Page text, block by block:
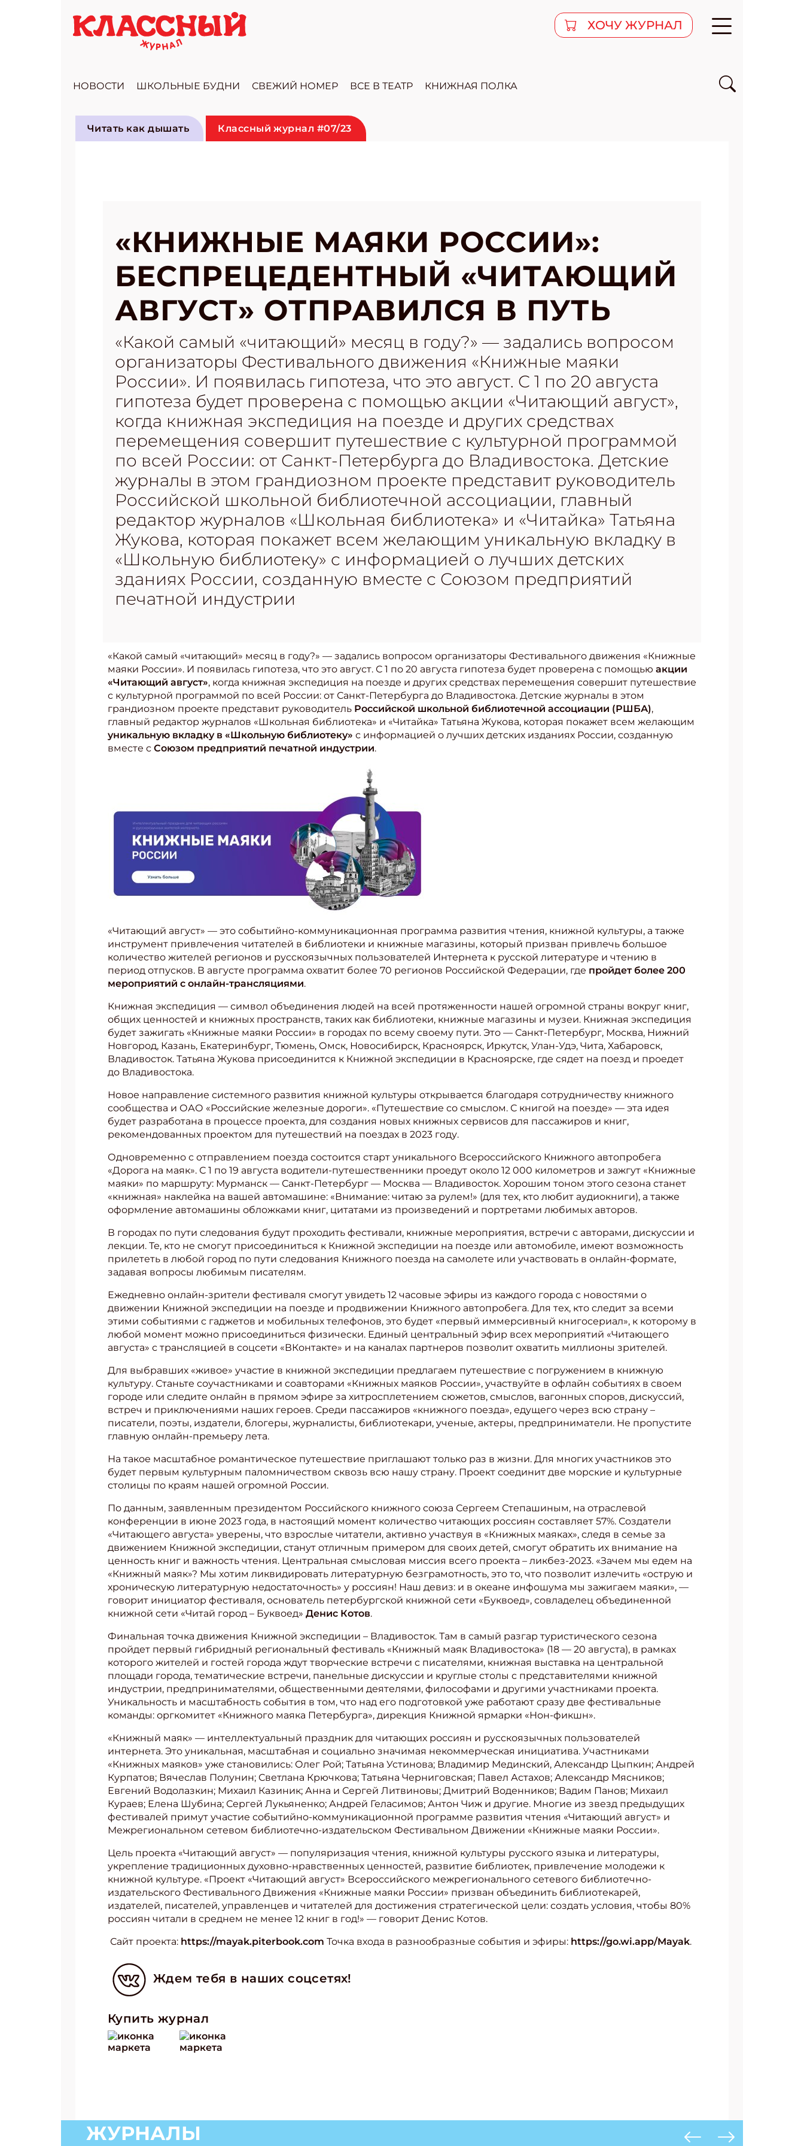
ХОЧУ ЖУРНАЛ
НОВОСТИ ШКОЛЬНЫЕ БУДНИ СВЕЖИЙ НОМЕР ВСЕ В ТЕАТР КНИЖНАЯ ПОЛКА
Читать как дышать Классный журнал #07/23
«КНИЖНЫЕ МАЯКИ РОССИИ»:
БЕСПРЕЦЕДЕНТНЫЙ «ЧИТАЮЩИЙ
АВГУСТ» ОТПРАВИЛСЯ В ПУТЬ
«Какой самый «читающий» месяц в году?» — задались вопросом
организаторы Фестивального движения «Книжные маяки
России». И появилась гипотеза, что это август. С 1 по 20 августа
гипотеза будет проверена с помощью акции «Читающий август»,
когда книжная экспедиция на поезде и других средствах
перемещения совершит путешествие с культурной программой
по всей России: от Санкт-Петербурга до Владивостока. Детские
журналы в этом грандиозном проекте представит руководитель
Российской школьной библиотечной ассоциации, главный
редактор журналов «Школьная библиотека» и «Читайка» Татьяна
Жукова, которая покажет всем желающим уникальную вкладку в
«Школьную библиотеку» с информацией о лучших детских
зданиях России, созданную вместе с Союзом предприятий
печатной индустрии
«Какой самый «читающий» месяц в году?» — задались вопросом организаторы Фестивального движения «Книжные
маяки России». И появилась гипотеза, что это август. С 1 по 20 августа гипотеза будет проверена с помощью акции
«Читающий август», когда книжная экспедиция на поезде и других средствах перемещения совершит путешествие
с культурной программой по всей России: от Санкт-Петербурга до Владивостока. Детские журналы в этом
грандиозном проекте представит руководитель Российской школьной библиотечной ассоциации (РШБА),
главный редактор журналов «Школьная библиотека» и «Читайка» Татьяна Жукова, которая покажет всем желающим
уникальную вкладку в «Школьную библиотеку» с информацией о лучших детских изданиях России, созданную
вместе с Союзом предприятий печатной индустрии.
«Читающий август» — это событийно-коммуникационная программа развития чтения, книжной культуры, а также
инструмент привлечения читателей в библиотеки и книжные магазины, который призван привлечь большое
количество жителей регионов и русскоязычных пользователей Интернета к русской литературе и чтению в
период отпусков. В августе программа охватит более 70 регионов Российской Федерации, где пройдет более 200
мероприятий с онлайн-трансляциями.
Книжная экспедиция — символ объединения людей на всей протяженности нашей огромной страны вокруг книг,
общих ценностей и книжных пространств, таких как библиотеки, книжные магазины и музеи. Книжная экспедиция
будет зажигать «Книжные маяки России» в городах по всему своему пути. Это — Санкт-Петербург, Москва, Нижний
Новгород, Казань, Екатеринбург, Тюмень, Омск, Новосибирск, Красноярск, Иркутск, Улан-Удэ, Чита, Хабаровск,
Владивосток. Татьяна Жукова присоединится к Книжной экспедиции в Красноярске, где сядет на поезд и проедет
до Владивостока.
Новое направление системного развития книжной культуры открывается благодаря сотрудничеству книжного
сообщества и ОАО «Российские железные дороги». «Путешествие со смыслом. С книгой на поезде» — эта идея
будет разработана в процессе проекта, для создания новых книжных сервисов для пассажиров и книг,
рекомендованных проектом для путешествий на поездах в 2023 году.
Одновременно с отправлением поезда состоится старт уникального Всероссийского Книжного автопробега
«Дорога на маяк». С 1 по 19 августа водители-путешественники проедут около 12 000 километров и зажгут «Книжные
маяки» по маршруту: Мурманск — Санкт-Петербург — Москва — Владивосток. Хорошим тоном этого сезона станет
«книжная» наклейка на вашей автомашине: «Внимание: читаю за рулем!» (для тех, кто любит аудиокниги), а также
оформление автомашины обложками книг, цитатами из произведений и портретами любимых авторов.
В городах по пути следования будут проходить фестивали, книжные мероприятия, встречи с авторами, дискуссии и
лекции. Те, кто не смогут присоединиться к Книжной экспедиции на поезде или автомобиле, имеют возможность
прилететь в любой город по пути следования Книжного поезда на самолете или участвовать в онлайн-формате,
задавая вопросы любимым писателям.
Ежедневно онлайн-зрители фестиваля смогут увидеть 12 часовые эфиры из каждого города с новостями о
движении Книжной экспедиции на поезде и продвижении Книжного автопробега. Для тех, кто следит за всеми
этими событиями с гаджетов и мобильных телефонов, это будет «первый иммерсивный книгосериал», к которому в
любой момент можно присоединиться физически. Единый центральный эфир всех мероприятий «Читающего
августа» с трансляцией в соцсети «ВКонтакте» и на каналах партнеров позволит охватить миллионы зрителей.
Для выбравших «живое» участие в книжной экспедиции предлагаем путешествие с погружением в книжную
культуру. Станьте соучастниками и соавторами «Книжных маяков России», участвуйте в офлайн событиях в своем
городе или следите онлайн в прямом эфире за хитросплетением сюжетов, смыслов, вагонных споров, дискуссий,
встреч и приключениями наших героев. Среди пассажиров «книжного поезда», едущего через всю страну –
писатели, поэты, издатели, блогеры, журналисты, библиотекари, ученые, актеры, предприниматели. Не пропустите
главную онлайн-премьеру лета.
На такое масштабное романтическое путешествие приглашают только раз в жизни. Для многих участников это
будет первым культурным паломничеством сквозь всю нашу страну. Проект соединит две морские и культурные
столицы по краям нашей огромной России.
По данным, заявленным президентом Российского книжного союза Сергеем Степашиным, на отраслевой
конференции в июне 2023 года, в настоящий момент количество читающих россиян составляет 57%. Создатели
«Читающего августа» уверены, что взрослые читатели, активно участвуя в «Книжных маяках», следя в семье за
движением Книжной экспедиции, станут отличным примером для своих детей, смогут обратить их внимание на
ценность книг и важность чтения. Центральная смысловая миссия всего проекта – ликбез-2023. «Зачем мы едем на
«Книжный маяк»? Мы хотим ликвидировать литературную безграмотность, это то, что позволит излечить «острую и
хроническую литературную недостаточность» у россиян! Наш девиз: и в океане инфошума мы зажигаем маяки», —
говорит инициатор фестиваля, основатель петербургской книжной сети «Буквоед», совладелец объединенной
книжной сети «Читай город – Буквоед» Денис Котов.
Финальная точка движения Книжной экспедиции – Владивосток. Там в самый разгар туристического сезона
пройдет первый гибридный региональный фестиваль «Книжный маяк Владивостока» (18 — 20 августа), в рамках
которого жителей и гостей города ждут творческие встречи с писателями, книжная выставка на центральной
площади города, тематические встречи, панельные дискуссии и круглые столы с представителями книжной
индустрии, предпринимателями, общественными деятелями, философами и другими участниками проекта.
Уникальность и масштабность события в том, что над его подготовкой уже работают сразу две фестивальные
команды: оргкомитет «Книжного маяка Петербурга», дирекция Книжной ярмарки «Нон-фикшн».
«Книжный маяк» — интеллектуальный праздник для читающих россиян и русскоязычных пользователей
интернета. Это уникальная, масштабная и социально значимая некоммерческая инициатива. Участниками
«Книжных маяков» уже становились: Олег Рой; Татьяна Устинова; Владимир Мединский, Александр Цыпкин; Андрей
Курпатов; Вячеслав Полунин; Светлана Крючкова; Татьяна Черниговская; Павел Астахов; Александр Мясников;
Евгений Водолазкин; Михаил Казиник; Анна и Сергей Литвиновы; Дмитрий Воденников; Вадим Панов; Михаил
Кураев; Елена Шубина; Сергей Лукьяненко; Андрей Геласимов; Антон Чиж и другие. Многие из звезд предыдущих
фестивалей примут участие событийно-коммуникационной программе развития чтения «Читающий август» и
Межрегиональном сетевом библиотечно-издательском Фестивальном Движении «Книжные маяки России».
Цель проекта «Читающий август» — популяризация чтения, книжной культуры русского языка и литературы,
укрепление традиционных духовно-нравственных ценностей, развитие библиотек, привлечение молодежи к
книжной культуре. «Проект «Читающий август» Всероссийского межрегионального сетевого библиотечно-
издательского Фестивального Движения «Книжные маяки России» призван объединить библиотекарей,
издателей, писателей, управленцев и читателей для достижения стратегической цели: создать условия, чтобы 80%
россиян читали в среднем не менее 12 книг в год!» — говорит Денис Котов.
Сайт проекта: https://mayak.piterbook.com Точка входа в разнообразные события и эфиры: https://go.wi.app/Mayak.
Ждем тебя в наших соцсетях!
Купить журнал
ЖУРНАЛЫ
Получи электронный "Классный журнал" в подарок!
Укажите имя
Укажите Ваш Email
ПОДПИСАТЬСЯ